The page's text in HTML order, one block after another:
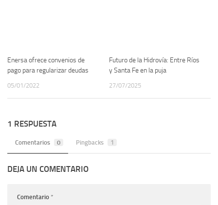
Enersa ofrece convenios de
pago para regularizar deudas
05/01/2022
Futuro de la Hidrovía: Entre Ríos
y Santa Fe en la puja
27/07/2025
1 RESPUESTA
Comentarios 0 Pingbacks 1
DEJA UN COMENTARIO
Comentario *